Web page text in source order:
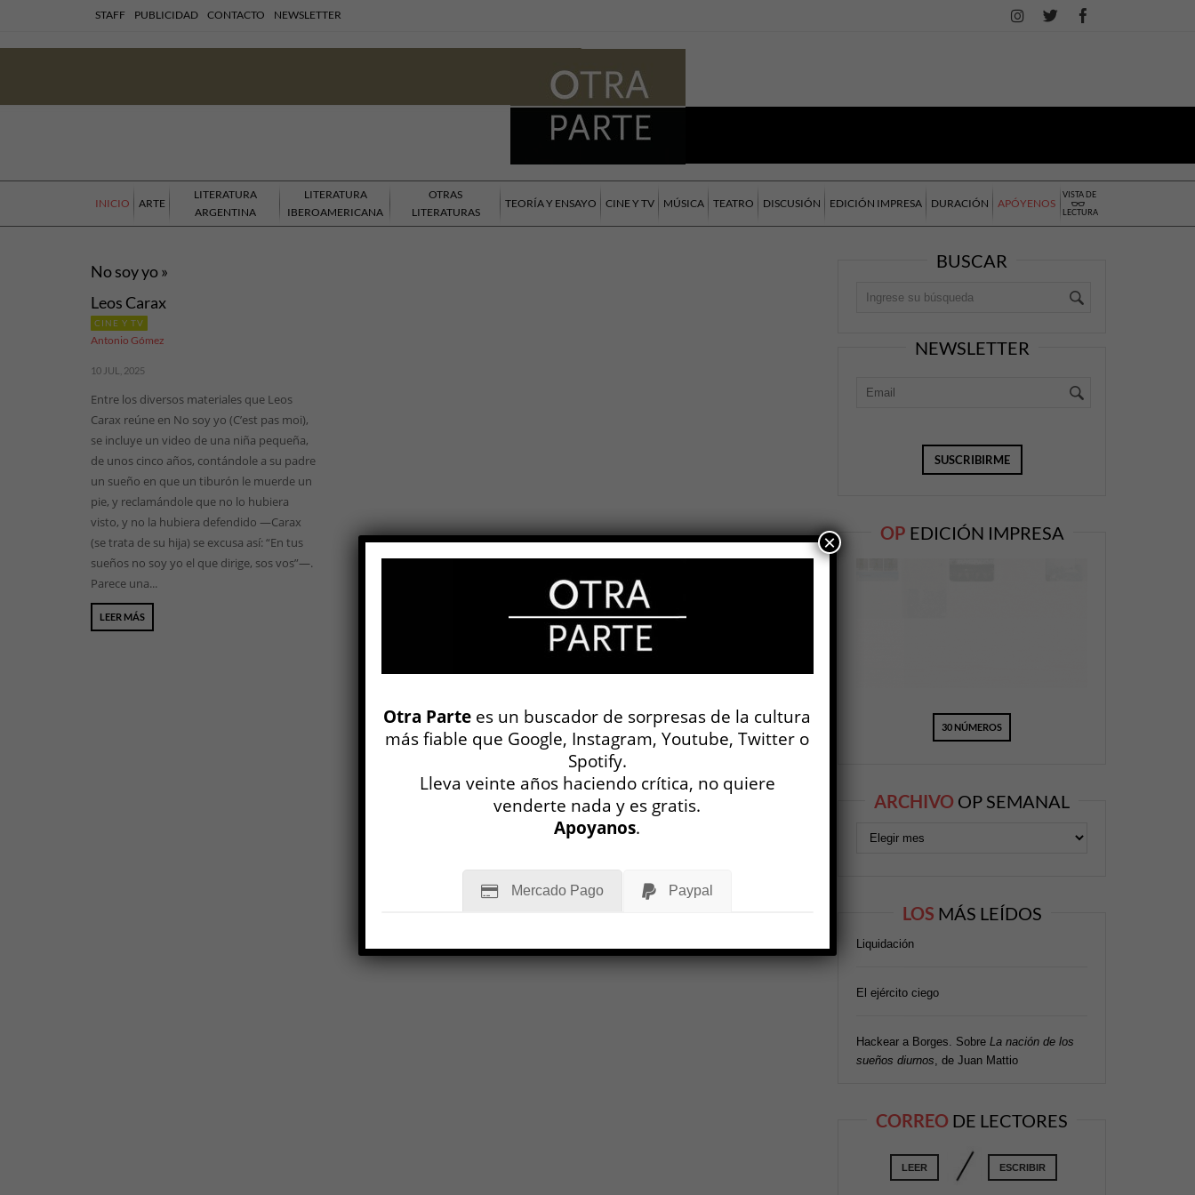
STAFF PUBLICIDAD CONTACTO NEWSLETTER
INICIO ARTE
LITERATURA
ARGENTINA
LITERATURA
IBEROAMERICANA
OTRAS
LITERATURAS
TEORÍA Y ENSAYO CINE Y TV MÚSICA TEATRO DISCUSIÓN EDICIÓN IMPRESA DURACIÓN APÓYENOS
VISTA DE
LECTURA
No soy yo »
Leos Carax
CINE Y TV
Antonio Gómez
10 JUL, 2025
Entre los diversos materiales que Leos
Carax reúne en No soy yo (C’est pas moi),
se incluye un video de una niña pequeña,
de unos cinco años, contándole a su padre
un sueño en que un tiburón le muerde un
pie, y reclamándole que no lo hubiera
visto, y no la hubiera defendido —Carax
(se trata de su hija) se excusa así: “En tus
sueños no soy yo el que dirige, sos vos”—.
Parece una...
LEER MÁS
BUSCAR
NEWSLETTER
OP EDICIÓN IMPRESA
30 NÚMEROS
ARCHIVO OP SEMANAL
LOS MÁS LEÍDOS
Liquidación
El ejército ciego
Hackear a Borges. Sobre La nación de los
sueños diurnos , de Juan Mattio
CORREO DE LECTORES
LEER ESCRIBIR
Otra Parte es un buscador de sorpresas de la cultura
más fiable que Google, Instagram, Youtube, Twitter o
Spotify.
Lleva veinte años haciendo crítica, no quiere
venderte nada y es gratis.
Apoyanos.
Mercado Pago Paypal
×